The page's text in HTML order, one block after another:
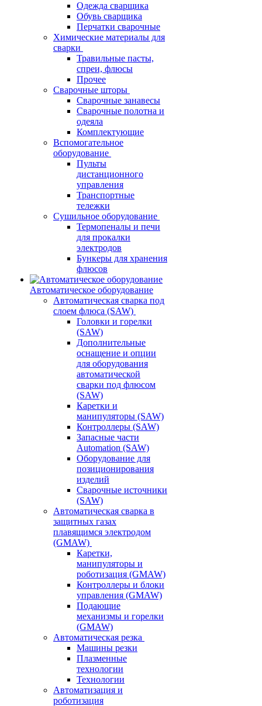
Одежда сварщика
Обувь сварщика
Перчатки сварочные
Химические материалы для
сварки
Травильные пасты,
спреи, флюсы
Прочее
Сварочные шторы
Сварочные занавесы
Сварочные полотна и
одеяла
Комплектующие
Вспомогательное
оборудование
Пульты
дистанционного
управления
Транспортные
тележки
Сушильное оборудование
Термопеналы и печи
для прокалки
электродов
Бункеры для хранения
флюсов
Автоматическое оборудование
Автоматическая сварка под
слоем флюса (SAW)
Головки и горелки
(SAW)
Дополнительные
оснащение и опции
для оборудования
автоматической
сварки под флюсом
(SAW)
Каретки и
манипуляторы (SAW)
Контроллеры (SAW)
Запасные части
Automation (SAW)
Оборудование для
позиционирования
изделий
Сварочные источники
(SAW)
Автоматическая сварка в
защитных газах
плавящимся электродом
(GMAW)
Каретки,
манипуляторы и
роботизация (GMAW)
Контроллеры и блоки
управления (GMAW)
Подающие
механизмы и горелки
(GMAW)
Автоматическая резка
Машины резки
Плазменные
технологии
Технологии
Автоматизация и
роботизация